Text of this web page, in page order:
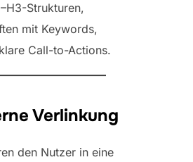
Strukturen,
mit Keywords,
Call-to-Actions.
Verlinkung
den Nutzer in eine